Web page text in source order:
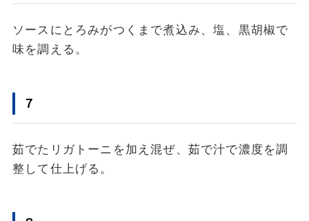
ソースにとろみがつくまで煮込み、塩、黒胡椒で
味を調える。
７
茹でたリガトーニを加え混ぜ、茹で汁で濃度を調
整して仕上げる。